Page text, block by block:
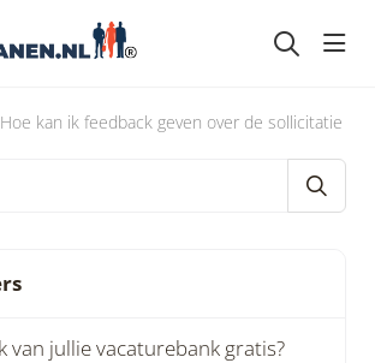
Hoe kan ik feedback geven over de sollicitatie
van jullie vacaturebank gratis?